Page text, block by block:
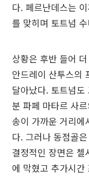
다. 페르난데스는
를 맞히며 토트넘
상황은 후반 들어
안드레이 산투스의
달아났다. 토트넘
분 파페 마타르 사
송이 가까운 거리
다. 그러나 동점골
결정적인 장면은
에 막혔고 추가시